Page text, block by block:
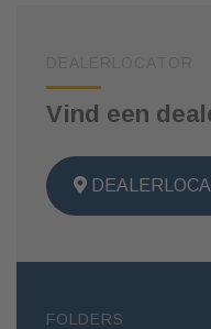
Vind een
FOLDERS